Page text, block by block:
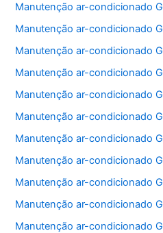
Manutenção ar-condicionado
Manutenção ar-condicionado
Manutenção ar-condicionado
Manutenção ar-condicionado
Manutenção ar-condicionado
Manutenção ar-condicionado
Manutenção ar-condicionado
Manutenção ar-condicionado
Manutenção ar-condicionado
Manutenção ar-condicionado
Manutenção ar-condicionado